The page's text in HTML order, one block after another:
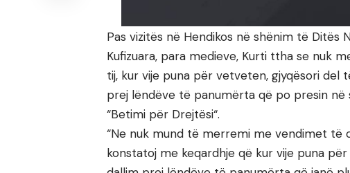
Pas vizitës në Hendikos në shënim të
Kufizuara, para medieve, Kurti ttha se nuk
tij, kur vije puna për vetveten, gjyqësori del
prej lëndëve të panumërta që po presin
“Betimi për Drejtësi“.
“Ne nuk mund të merremi me vendimet të
konstatoj me keqardhje që kur vije puna